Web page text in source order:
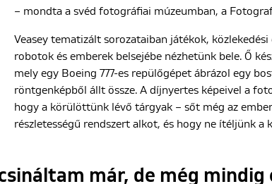
– mondta a svéd fotográfiai múzeumban, a
Veasey tematizált sorozataiban játékok,
robotok és emberek belsejébe nézhetünk bele. Ő
mely egy Boeing 777-es repülőgépet ábrázol egy
röntgenképből állt össze. A díjnyertes képeivel a
hogy a körülöttünk lévő tárgyak – sőt még az
részletességű rendszert alkot, és hogy ne ítéljünk a
már, de még mindig